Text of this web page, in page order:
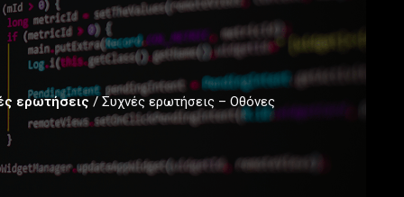
ερωτήσεις/Συχνές ερωτήσεις – Οθόνες